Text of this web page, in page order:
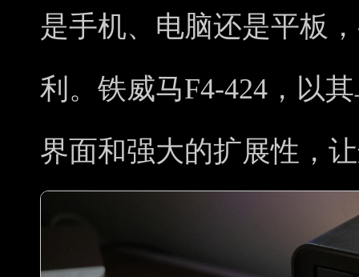
是手机、电脑还是平板
利。铁威马F4-424，以
界面和强大的扩展性，